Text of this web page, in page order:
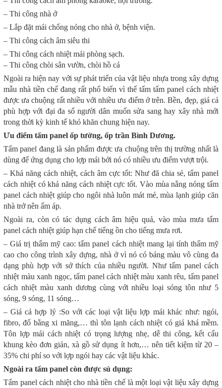
– Thi công nhà ở
– Lắp đặt mái chống nóng cho nhà ở, bệnh viện.
– Thi công cách âm siêu thi
– Thi công cách nhiệt mái phòng sạch.
– Thi công chòi sân vườn, chòi hồ cá
Ngoài ra hiện nay với sự phát triển của vật liệu nhựa trong xây dựng
mẫu nhà tiền chế đang rất phổ biến vì thế tấm tấm panel cách nhiệt
được ưa chuộng rất nhiều với nhiều ưu điểm ở trên. Bền, đẹp, giá cả
phù hợp với đại đa số người dân muốn sửa sang hay xây nhà mới
trong thời kỳ kinh tế khó khăn chung hiện nay.
Ưu điểm tấm panel ốp tường, ốp trần Bình Dương.
Tấm panel đang là sản phẩm được ưa chuộng trên thị trường nhất là
dùng để ứng dụng cho lợp mái bởi nó có nhiều ưu điểm vượt trội.
– Khả năng cách nhiệt, cách âm cực tốt: Như đã chia sẻ, tấm panel
cách nhiệt có khả năng cách nhiệt cực tốt. Vào mùa nắng nóng tấm
panel cách nhiệt giúp cho ngôi nhà luôn mát mẻ, mùa lạnh giúp căn
nhà trở nên ấm áp.
Ngoài ra, còn có tác dụng cách âm hiệu quả, vào mùa mưa tấm
panel cách nhiệt giúp hạn chế tiếng ồn cho tiếng mưa rơi.
– Giá trị thẩm mỹ cao: tấm panel cách nhiệt mang lại tính thẩm mỹ
cao cho công trình xây dựng, nhà ở vì nó có bảng màu vô cùng đa
dạng phù hợp với sở thích của nhiều người. Như tấm panel cách
nhiệt màu xanh ngọc, tấm panel cách nhiệt màu xanh rêu, tấm panel
cách nhiệt màu xanh dương cùng với nhiều loại sóng tôn như 5
sóng, 9 sóng, 11 sóng…
– Giá cả hợp lý :So với các loại vật liệu lợp mái khác như: ngói,
fibro, đổ bằng xi măng,… thì tôn lạnh cách nhiệt có giá khá mềm.
Tôn lợp mái cách nhiệt có trọng lượng nhẹ, dễ thi công, kết cấu
khung kèo đơn giản, xà gồ sử dụng ít hơn,… nên tiết kiệm từ 20 –
35% chi phí so với lợp ngói hay các vật liệu khác.
Ngoài ra tấm panel còn được sủ dụng:
Tấm panel cách nhiệt cho nhà tiền chế là một loại vật liệu xây dựng